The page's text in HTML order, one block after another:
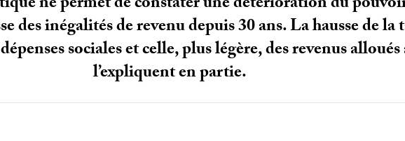
des inégalités de revenu depuis 30 ans. La hausse de la
sociales et celle, plus légère, des revenus
l’expliquent en partie.